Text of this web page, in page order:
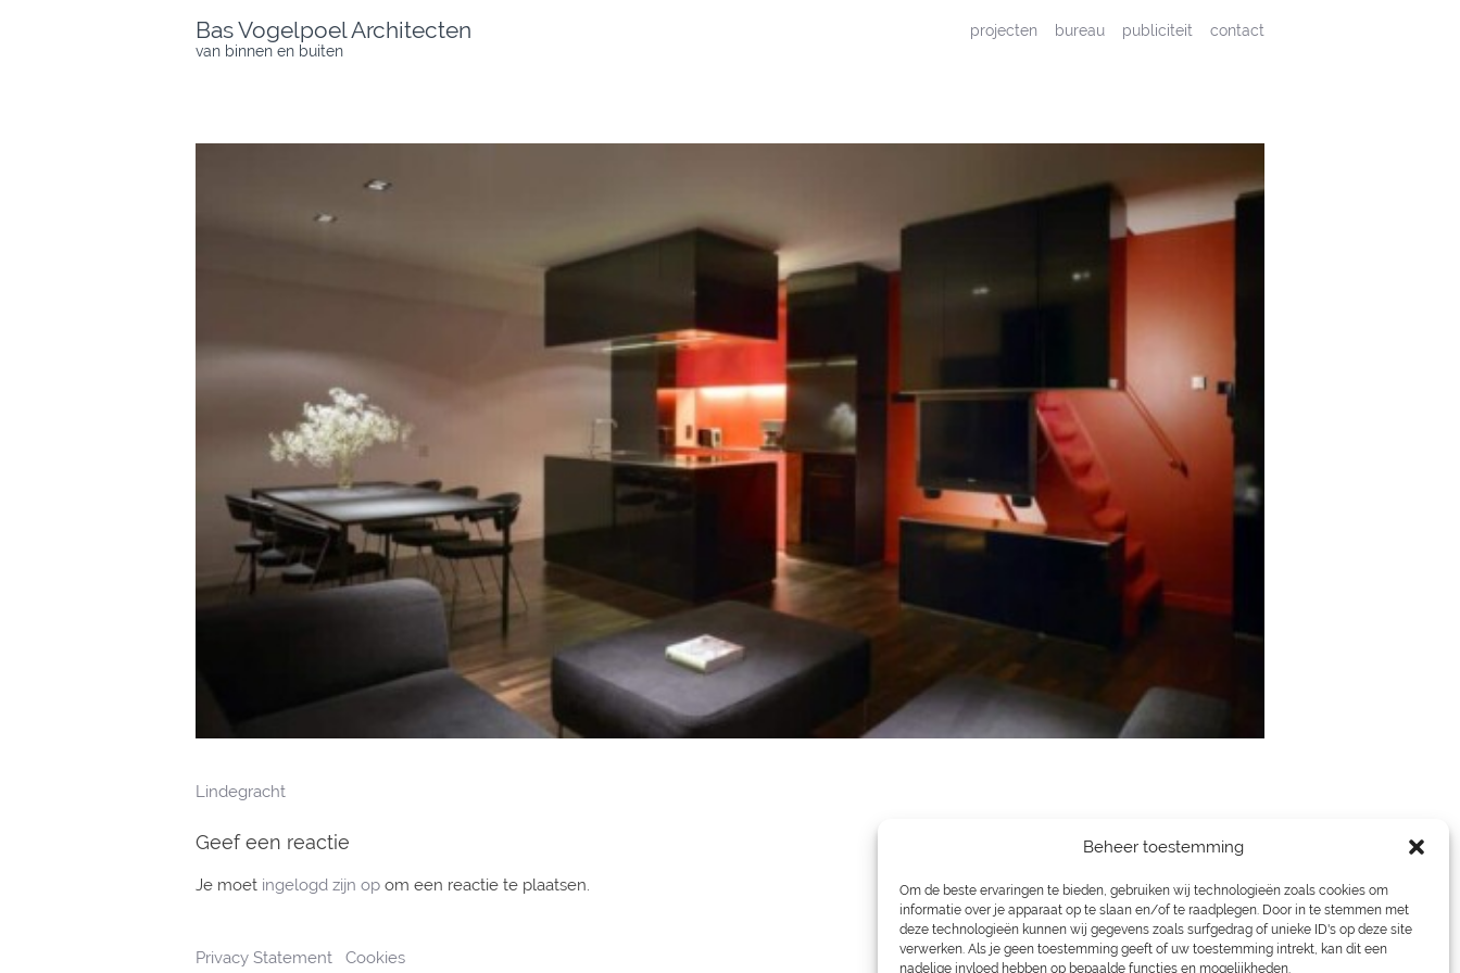
Beheer toestemming
Om de beste ervaringen te bieden, gebruiken wij technologieën zoals cookies om
informatie over je apparaat op te slaan en/of te raadplegen. Door in te stemmen met
deze technologieën kunnen wij gegevens zoals surfgedrag of unieke ID's op deze site
verwerken. Als je geen toestemming geeft of uw toestemming intrekt, kan dit een
nadelige invloed hebben op bepaalde functies en mogelijkheden.
Bas Vogelpoel Architecten
van binnen en buiten
projecten bureau publiciteit contact
Bericht
navigatie
Lindegracht
Geef een reactie
Je moet ingelogd zijn op om een reactie te plaatsen.
Privacy Statement Cookies